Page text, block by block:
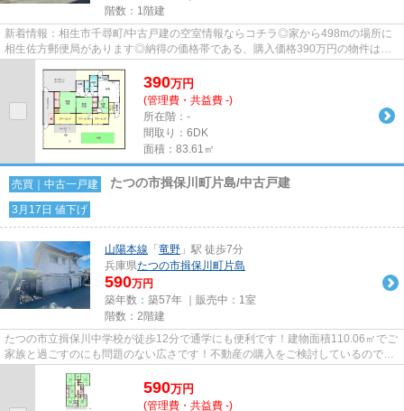
階数：1階建
新着情報：相生市千尋町/中古戸建の空室情報ならコチラ◎家から498mの場所に
相生佐方郵便局があります◎納得の価格帯である、購入価格390万円の物件は経
390万円
(管理費・共益費 -)
所在階：-
間取り：6DK
面積：83.61㎡
売買｜中古一戸建 たつの市揖保川町片島/中古戸建
3月17日 値下げ
山陽本線 「 竜野 」駅 徒歩7分
兵庫県たつの市揖保川町片島
590万円
築年数：築57年 ｜販売中： 1室
階数：2階建
たつの市立揖保川中学校が徒歩12分で通学にも便利です！建物面積110.06㎡でご
家族と過ごすのにも問題のない広さです！不動産の購入をご検討しているのであ
590万円
(管理費・共益費 -)